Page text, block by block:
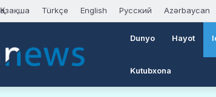
Қазақша Türkçe English Русский Azərbaycan
Dunyo Hayot
Kutubxona